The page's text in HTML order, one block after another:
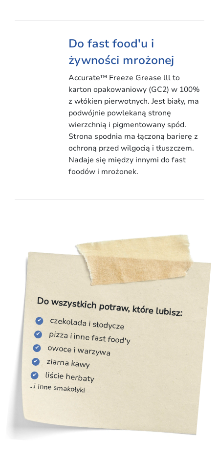
Do fast food'u i
żywności mrożonej
Accurate™ Freeze Grease lll to
karton opakowaniowy (GC2) w 100%
z włókien pierwotnych. Jest biały, ma
podwójnie powlekaną stronę
wierzchnią i pigmentowany spód.
Strona spodnia ma łączoną barierę z
ochroną przed wilgocią i tłuszczem.
Nadaje się między innymi do fast
foodów i mrożonek.
Do wszystkich potraw, które lubisz:
czekolada i słodycze
pizza i inne fast food'y
owoce i warzywa
ziarna kawy
liście herbaty
...i inne smakołyki